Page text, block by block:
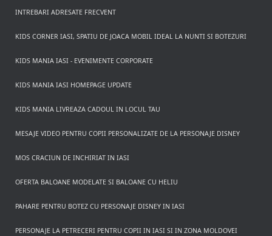
INTREBARI ADRESATE FRECVENT
KIDS CORNER IASI, SPATIU DE JOACA MOBIL IDEAL LA NUNTI SI BOTEZURI
KIDS MANIA IASI - EVENIMENTE CORPORATE
KIDS MANIA IASI HOMEPAGE UPDATE
KIDS MANIA LIVREAZA CADOUL IN LOCUL TAU
MESAJE VIDEO PENTRU COPII PERSONALIZATE DE LA PERSONAJE DISNEY
MOS CRACIUN DE INCHIRIAT IN IASI
OFERTA BALOANE MODELATE SI BALOANE CU HELIU
PAHARE PENTRU BOTEZ CU PERSONAJE DISNEY IN IASI
PERSONAJE LA PETRECERI PENTRU COPII IN IASI SI IN ZONA MOLDOVEI